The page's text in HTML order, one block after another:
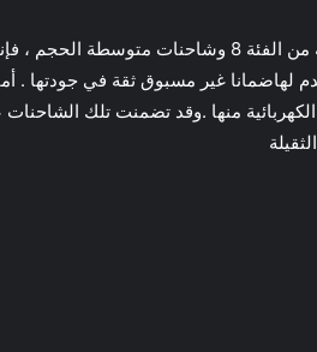
لم تقدم دايملر أي معلومات تسعير عن تلك الشاحنات الكهربائية الجديدة ولكن نظرًا لأن هذه الشاحنات كبيرة
غير مسبوق ثقة في جودتها . أما
منها .وقد تضمنت تلك الشاحنات